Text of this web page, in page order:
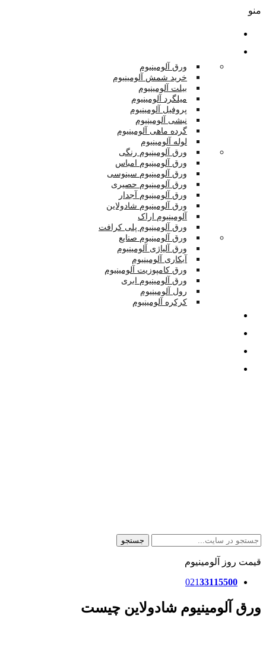
منو
ورق آلومینیوم
خرید شمش آلومینیوم
بیلت آلومینیوم
میلگرد آلومینیوم
پروفیل آلومینیوم
نبشی آلومینیوم
گرده ماهی آلومینیوم
لوله آلومینیوم
ورق آلومینیوم رنگی
ورق آلومینیوم امباس
ورق آلومینیوم سینوسی
ورق آلومینیوم حصیری
ورق آلومینیوم آجدار
ورق آلومینیوم شادولاین
آلومینیوم اراک
ورق آلومینیوم پلی کرافت
ورق آلومینیوم صنایع
ورق آلیاژی آلومینیوم
آبکاری آلومینیوم
ورق کامپوزیت آلومینیوم
ورق آلومینیوم ابری
رول آلومینیوم
کرکره آلومینیوم
جستجو
قیمت روز آلومینیوم
02133115500
ورق آلومینیوم شادولاین چیست